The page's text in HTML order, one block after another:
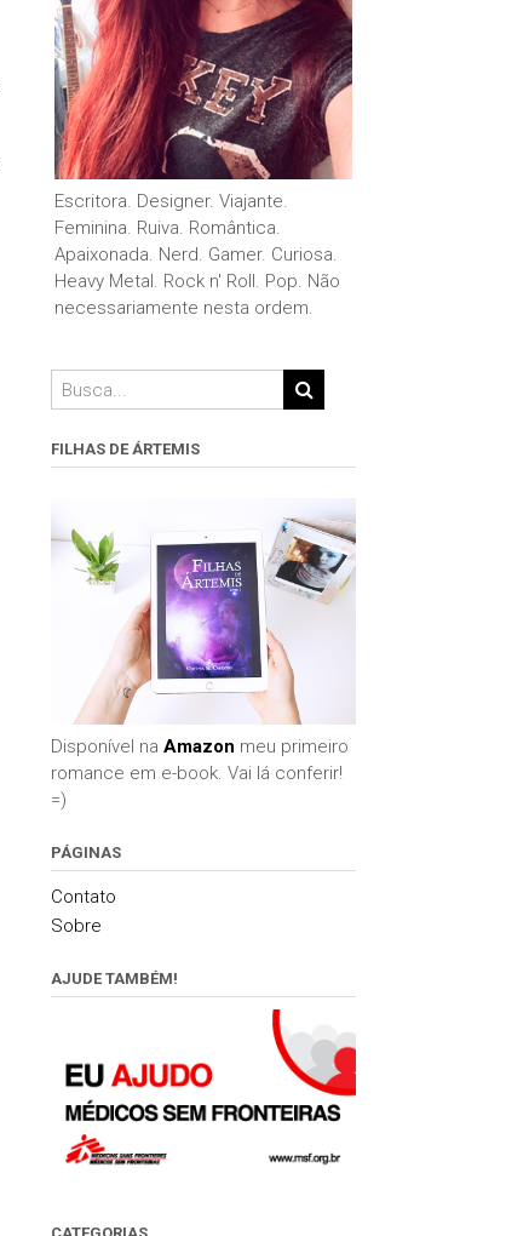
Escritora. Designer. Viajante.
Feminina. Ruiva. Romântica.
Apaixonada. Nerd. Gamer. Curiosa.
Heavy Metal. Rock n' Roll. Pop. Não
necessariamente nesta ordem.
FILHAS DE ÁRTEMIS
Disponível na Amazon meu primeiro
romance em e-book. Vai lá conferir!
=)
PÁGINAS
Contato
Sobre
AJUDE TAMBÉM!